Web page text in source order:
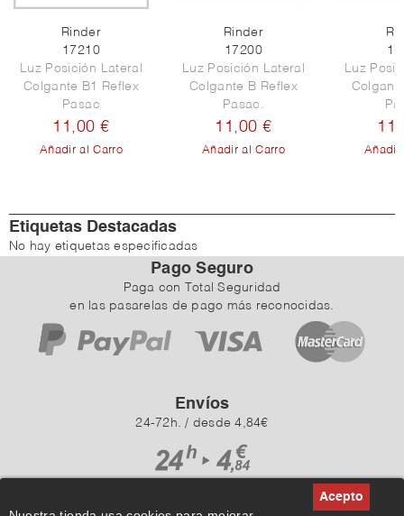
Rinder
17210
Luz Posición Lateral
Colgante B1 Reflex
Pasac
11,00 €
Añadir al Carro
Rinder
17200
Luz Posición Lateral
Colgante B Reflex
Pasac.
11,00 €
Añadir al Carro
Luz
Añadir
Etiquetas Destacadas
No hay etiquetas especificadas
Pago Seguro
Paga con Total Seguridad
en las pasarelas de pago más reconocidas.
Envíos
24-72h. / desde 4,84€